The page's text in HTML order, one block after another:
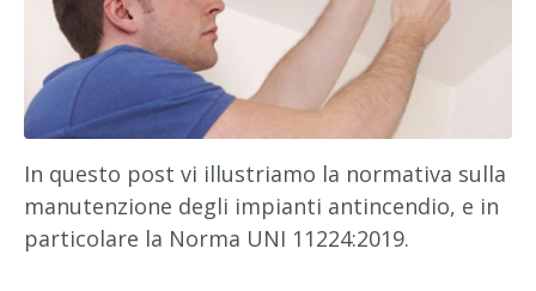
In questo post vi illustriamo la normativa sulla
manutenzione degli impianti antincendio, e in
particolare la Norma UNI 11224:2019.